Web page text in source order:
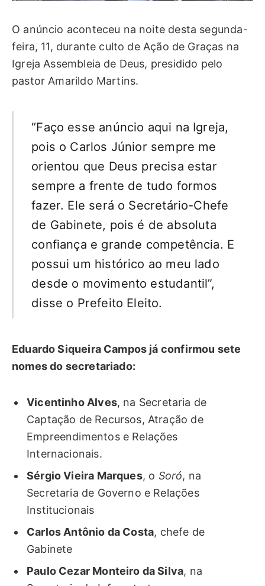
O anúncio aconteceu na noite desta segunda-
feira, 11, durante culto de Ação de Graças na
Igreja Assembleia de Deus, presidido pelo
pastor Amarildo Martins.
“Faço esse anúncio aqui na Igreja,
pois o Carlos Júnior sempre me
orientou que Deus precisa estar
sempre a frente de tudo formos
fazer. Ele será o Secretário-Chefe
de Gabinete, pois é de absoluta
confiança e grande competência. E
possui um histórico ao meu lado
desde o movimento estudantil”,
disse o Prefeito Eleito.
Eduardo Siqueira Campos já confirmou sete
nomes do secretariado:
Vicentinho Alves, na Secretaria de
Captação de Recursos, Atração de
Empreendimentos e Relações
Internacionais.
Sérgio Vieira Marques, o Soró, na
Secretaria de Governo e Relações
Institucionais
Carlos Antônio da Costa, chefe de
Gabinete
Paulo Cezar Monteiro da Silva, na